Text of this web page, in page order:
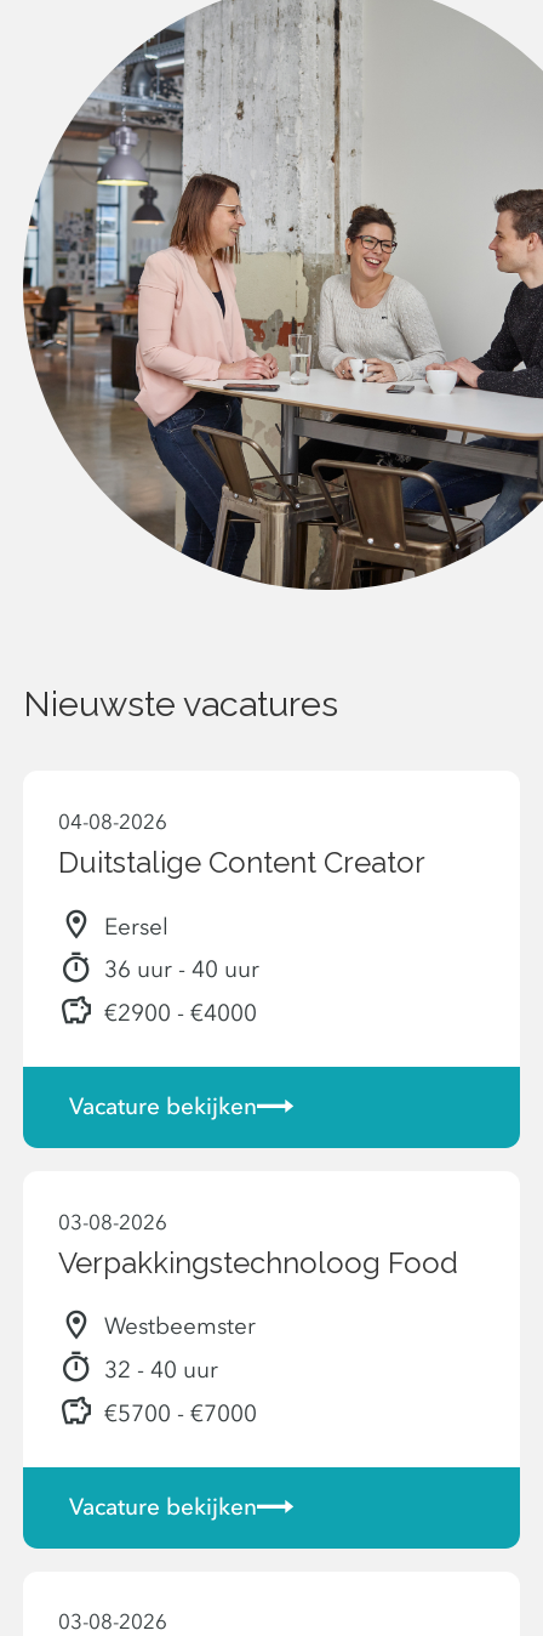
Nieuwste vacatures
04-08-2026
Duitstalige Content Creator
Eersel
36 uur - 40 uur
€2900 - €4000
Vacature bekijken
03-08-2026
Verpakkingstechnoloog Food
Westbeemster
32 - 40 uur
€5700 - €7000
Vacature bekijken
03-08-2026